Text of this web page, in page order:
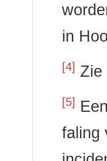
in
[4] Zie
[5]
faling